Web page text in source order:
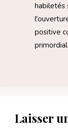
habiletés
positive
Laisser